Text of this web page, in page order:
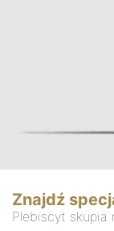
Znajdź
Plebiscyt skupia